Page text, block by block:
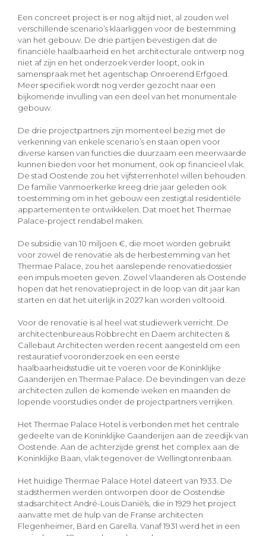
Een concreet project is er nog altijd niet, al zouden wel
verschillende scenario’s klaarliggen voor de bestemming
van het gebouw. De drie partijen bevestigen dat de
financiële haalbaarheid en het architecturale ontwerp nog
niet af zijn en het onderzoek verder loopt, ook in
samenspraak met het agentschap Onroerend Erfgoed.
Meer specifiek wordt nog verder gezocht naar een
bijkomende invulling van een deel van het monumentale
gebouw.
De drie projectpartners zijn momenteel bezig met de
verkenning van enkele scenario’s en staan open voor
diverse kansen van functies die duurzaam een meerwaarde
kunnen bieden voor het monument, ook op financieel vlak.
De stad Oostende zou het vijfsterrenhotel willen behouden.
De familie Vanmoerkerke kreeg drie jaar geleden ook
toestemming om in het gebouw een zestigtal residentiële
appartementen te ontwikkelen. Dat moet het Thermae
Palace-project rendabel maken.
De subsidie van 10 miljoen €, die moet worden gebruikt
voor zowel de renovatie als de herbestemming van het
Thermae Palace, zou het aanslepende renovatiedossier
een impuls moeten geven. Zowel Vlaanderen als Oostende
hopen dat het renovatieproject in de loop van dit jaar kan
starten en dat het uiterlijk in 2027 kan worden voltooid.
Voor de renovatie is al heel wat studiewerk verricht. De
architectenbureaus Robbrecht en Daem architecten &
Callebaut Architecten werden recent aangesteld om een
restauratief vooronderzoek en een eerste
haalbaarheidsstudie uit te voeren voor de Koninklijke
Gaanderijen en Thermae Palace. De bevindingen van deze
architecten zullen de komende weken en maanden de
lopende voorstudies onder de projectpartners verrijken.
Het Thermae Palace Hotel is verbonden met het centrale
gedeelte van de Koninklijke Gaanderijen aan de zeedijk van
Oostende. Aan de achterzijde grenst het complex aan de
Koninklijke Baan, vlak tegenover de Wellingtonrenbaan.
Het huidige Thermae Palace Hotel dateert van 1933. De
stadsthermen werden ontworpen door de Oostendse
stadsarchitect André-Louis Daniëls, die in 1929 het project
aanvatte met de hulp van de Franse architecten
Flegenheimer, Bard en Garella. Vanaf 1931 werd het in een